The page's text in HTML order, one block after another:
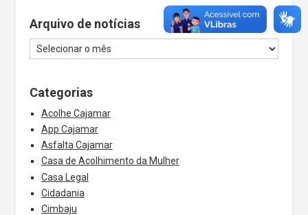
Arquivo de notícias
Categorias
Acolhe Cajamar
App Cajamar
Asfalta Cajamar
Casa de Acolhimento da Mulher
Casa Legal
Cidadania
Cimbaju